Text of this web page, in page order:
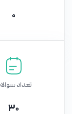
0
تعداد
30